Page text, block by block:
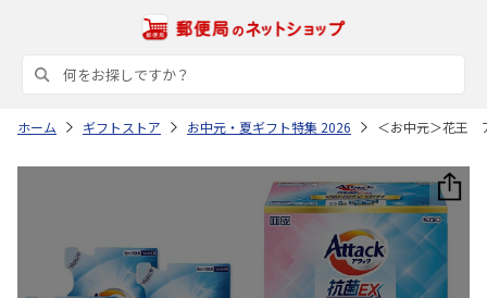
ホーム ギフトストア お中元・夏ギフト特集 2026 ＜お中元＞花王